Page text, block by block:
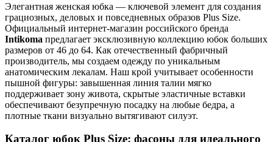
Элегантная женская юбка — ключевой элемент для создания
грациозных, деловых и повседневных образов Plus Size.
Официальный интернет-магазин российского бренда
Intikoma предлагает эксклюзивную коллекцию юбок больших
размеров от 46 до 64. Как отечественный фабричный
производитель, мы создаем одежду по уникальным
анатомическим лекалам. Наш крой учитывает особенности
пышной фигуры: завышенная линия талии мягко
поддерживает зону живота, скрытые эластичные вставки
обеспечивают безупречную посадку на любые бедра, а
плотные ткани визуально вытягивают силуэт.
Каталог юбок Plus Size: фасоны для идеального